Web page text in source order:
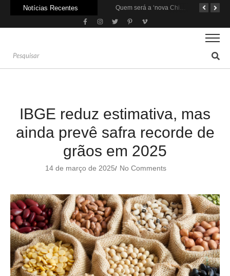
Notícias Recentes Quem será a ‘nova China’ do agro quando o apetite de Pequim acabar?
IBGE reduz estimativa, mas
ainda prevê safra recorde de
grãos em 2025
14 de março de 2025/ No Comments